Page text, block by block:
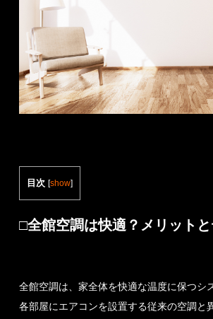
目次 [show]
□全館空調は快適？メリット
全館空調は、家全体を快適な温度に保つシ
各部屋にエアコンを設置する従来の空調と